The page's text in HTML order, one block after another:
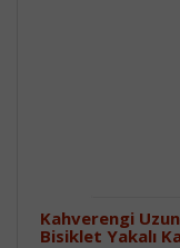
Kahverengi
Bisiklet Yakalı